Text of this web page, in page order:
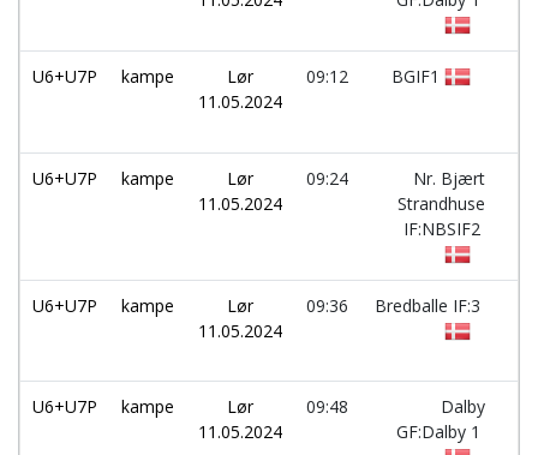
U6+U7P kampe
Lør
11.05.2024
09:12 BGIF1
U6+U7P kampe
Lør
11.05.2024
09:24
Nr. Bjært
Strandhuse
IF:NBSIF2
U6+U7P kampe
Lør
11.05.2024
09:36 Bredballe IF:3
U6+U7P kampe
Lør
11.05.2024
09:48
Dalby
GF:Dalby 1